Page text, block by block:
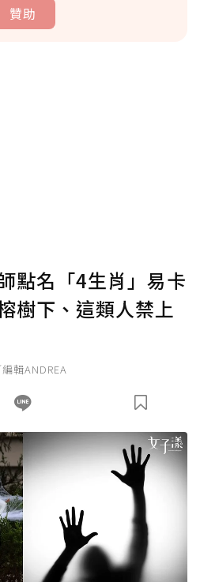
贊助
確認送出
：0點；前往 購買點數
點名「4生肖」易卡
樹下、這類人禁上
輯ANDREA